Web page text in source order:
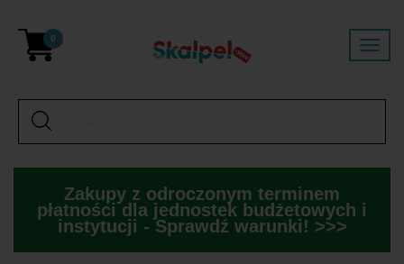
0
Zakupy z odroczonym terminem
płatności dla jednostek budżetowych i
instytucji - Sprawdź warunki! >>>